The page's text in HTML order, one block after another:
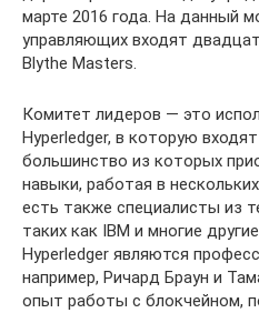
марте 2016 года. На данный
управляющих входят
Blythe Masters.
Комитет лидеров — это
Hyperledger, в которую
большинство из которых
навыки, работая в
есть также специалисты из
таких как IBM и многие
Hyperledger являются
например, Ричард Браун и
опыт работы с блокчейном,